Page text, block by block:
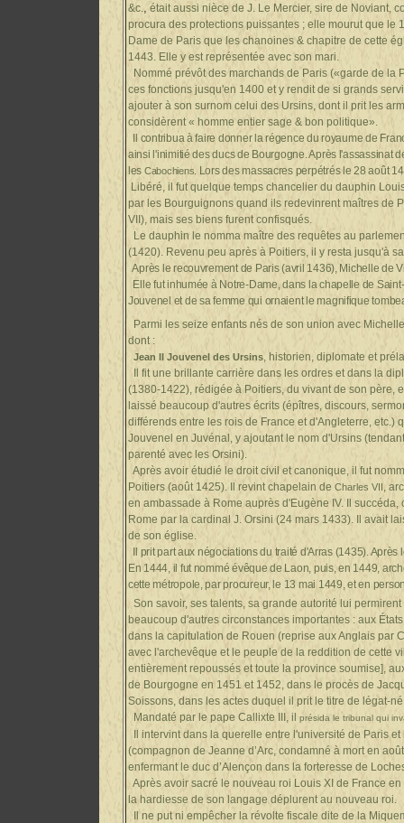
&c., était aussi nièce de J. Le Mercier, sire de Noviant,
procura des protections puissantes ; elle mourut que le
Dame de Paris que les chanoines & chapitre de cette
1443. Elle y est représentée avec son mari.
Nommé prévôt des marchands de Paris («garde de
ces fonctions jusqu'en 1400 et y rendit de si grands
ajouter à son surnom celui des Ursins, dont il prit les
considèrent « homme entier sage & bon politique».
Il contribua à faire donner la régence du royaume de
ainsi l'inimitié des ducs de Bourgogne. Après l'assassinat
les Cabochiens. Lors des massacres perpétrés le 28 août
Libéré, il fut quelque temps chancelier du dauphin
par les Bourguignons quand ils redevinrent maîtres de
VII), mais ses biens furent confisqués.
Le dauphin le nomma maître des requêtes au
(1420). Revenu peu après à Poitiers, il y resta jusqu'à
Après le recouvrement de Paris (avril 1436), Michelle de
Elle fut inhumée à Notre-Dame, dans la chapelle de
Jouvenel et de sa femme qui ornaient le magnifique
Parmi les seize enfants nés de son union avec
dont :
Jean II Jouvenel des Ursins, historien, diplomate et
Il fit une brillante carrière dans les ordres et dans la
(1380-1422), rédigée à Poitiers, du vivant de son père,
laissé beaucoup d'autres écrits (épîtres, discours,
différends entre les rois de France et d'Angleterre,
Jouvenel en Juvénal, y ajoutant le nom d'Ursins
parenté avec les Orsini).
Après avoir étudié le droit civil et canonique, il fut
Poitiers (août 1425). Il revint chapelain de Charles VII ,
en ambassade à Rome auprès d'Eugène IV. Il
Rome par la cardinal J. Orsini (24 mars 1433). Il avait
de son église.
Il prit part aux négociations du traité d'Arras (1435).
En 1444, il fut nommé évêque de Laon, puis, en 1449,
cette métropole, par procureur, le 13 mai 1449, et en
Son savoir, ses talents, sa grande autorité lui
beaucoup d'autres circonstances importantes : aux
dans la capitulation de Rouen (reprise aux Anglais par
avec l'archevêque et le peuple de la reddition de cette
entièrement repoussés et toute la province soumise],
de Bourgogne en 1451 et 1452, dans le procès de
Soissons, dans les actes duquel il prit le titre de légat-
Mandaté par le pape Callixte III, il présida le tribunal qui
Il intervint dans la querelle entre l'université de Paris
(compagnon de Jeanne d’Arc, condamné à mort en
enfermant le duc d’Alençon dans
Après avoir sacré le nouveau roi Louis XI de France
la hardiesse de son langage déplurent au nouveau roi.
Il ne put ni empêcher la révolte fiscale dite de la